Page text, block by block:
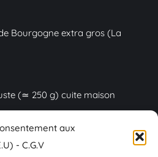
aux
- C.G.V
Bourgogne extra gros (La
(≃ 250 g) cuite maison
10 g